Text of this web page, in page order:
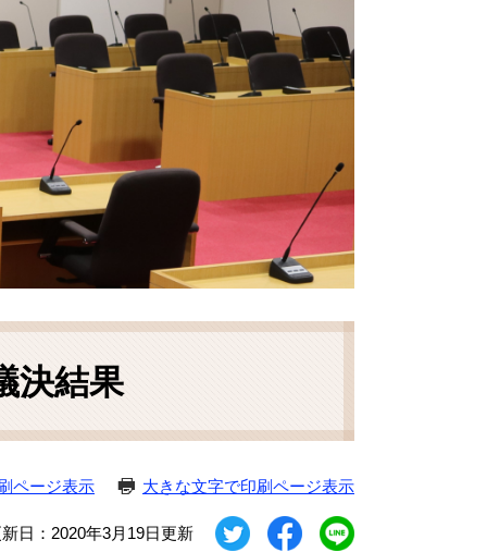
決結果
ページ表示 大きな文字で印刷ページ表示
日：2020年3月19日更新